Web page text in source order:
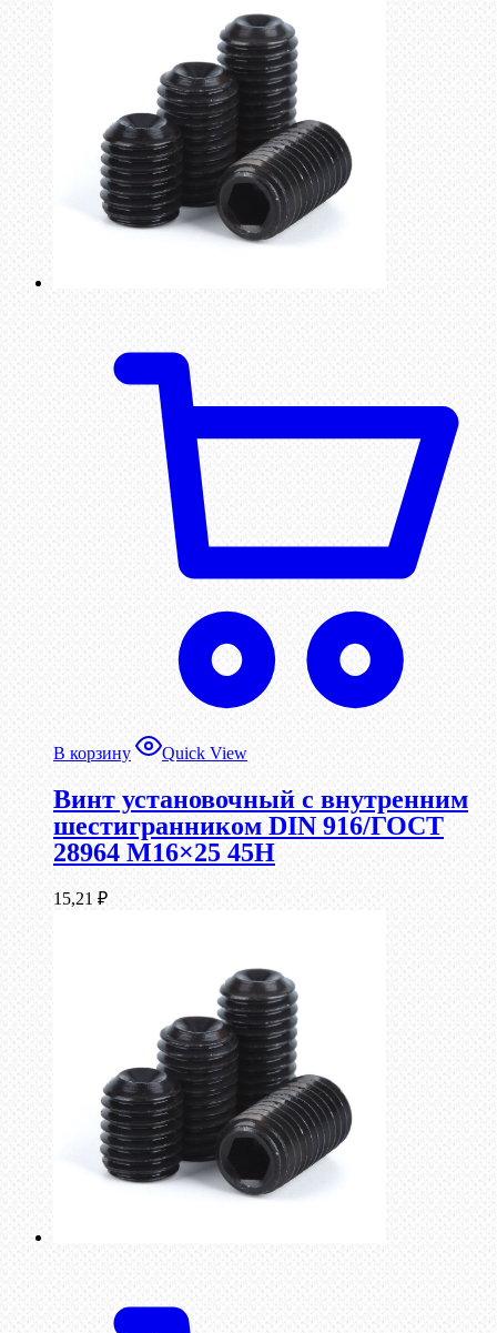
В корзину Quick View
Винт установочный с внутренним
шестигранником DIN 916/ГОСТ
28964 М16×25 45Н
15,21 ₽